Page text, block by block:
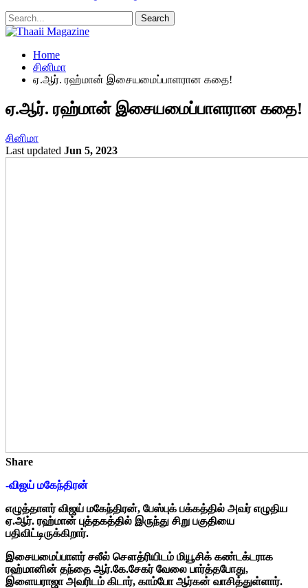
Home
சினிமா
ஏ.ஆர். ரஹ்மான் இசையமைப்பாளரான கதை!
ஏ.ஆர். ரஹ்மான் இசையமைப்பாளரான கதை!
சினிமா
Last updated Jun 5, 2023
Share
-விஜய் மகேந்திரன்
எழுத்தாளர் விஜய் மகேந்திரன், பேஸ்புக் பக்கத்தில் அவர் எழுதிய
ஏ.ஆர். ரஹ்மான் புத்தகத்தில் இருந்து சிறு பகுதியை
பதிவிட்டிருக்கிறார்.
இசையமைப்பாளர் சலீல் சௌத்ரியிடம் மியூசிக் கண்டக்டராக
ரஹ்மானின் தந்தை ஆர்.கே.சேகர் வேலை பார்த்தபோது,
இளையராஜா அவரிடம் கிடார், காம்போ ஆர்கன் வாசித்துள்ளார்.